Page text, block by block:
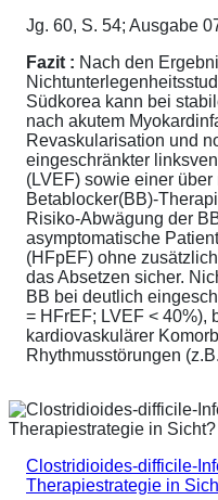
Jg. 60, S. 54; Ausgabe
Fazit : Nach den
Südkorea kann bei
nach akutem
Revaskularisation und
eingeschränkter
(LVEF) sowie einer
Betablocker(BB)-
Risiko-Abwägung der
asymptomatische
(HFpEF) ohne
das Absetzen sicher.
BB bei deutlich
= HFrEF; LVEF < 40%),
kardiovaskulärer
Rhythmusstörungen
Clostridioides-difficile-
Therapiestrategie in